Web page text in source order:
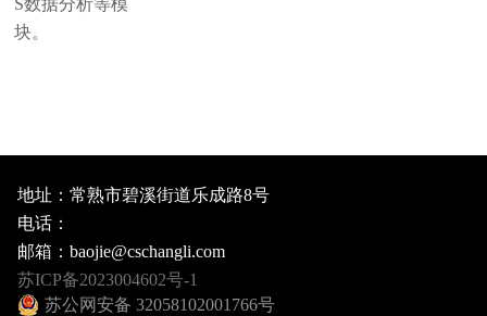
块。
地址：常熟市碧溪街道乐成路8号
电话：
邮箱：baojie@cschangli.com
苏ICP备2023004602号-1
苏公网安备 32058102001766号